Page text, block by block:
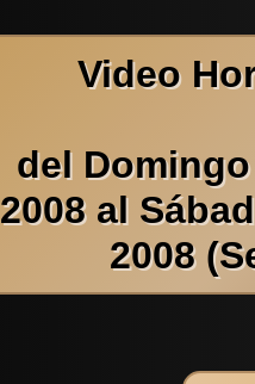
Video
del
2008 al
2008